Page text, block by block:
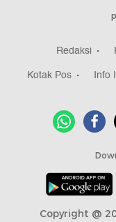
Redaksi
Kotak Pos
Info
Copyright @